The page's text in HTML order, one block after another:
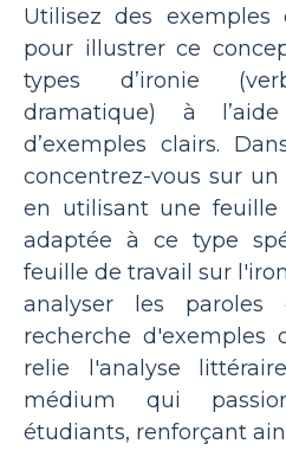
Utilisez des exemples
pour illustrer ce
types d’ironie
dramatique) à
d’exemples clairs.
concentrez-vous sur
en utilisant une
adaptée à ce type
feuille de travail sur
analyser les
recherche d'exemples
relie l'analyse
médium qui
étudiants, renforçant